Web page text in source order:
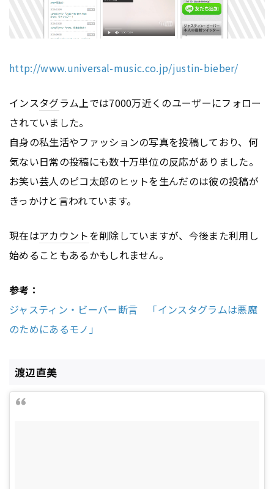
http://www.universal-music.co.jp/justin-bieber/
インスタグラム上では7000万近くのユーザーにフォロー
されていました。
自身の私生活やファッションの写真を投稿しており、何
気ない日常の投稿にも数十万単位の反応がありました。
お笑い芸人のピコ太郎のヒットを生んだのは彼の投稿が
きっかけと言われています。
現在はアカウントを削除していますが、今後また利用し
始めることもあるかもしれません。
参考：
ジャスティン・ビーバー断言 「インスタグラムは悪魔
のためにあるモノ」
渡辺直美